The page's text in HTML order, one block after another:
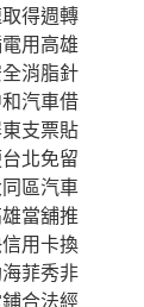
得週轉
用高雄
消脂針
汽車借
支票貼
北免留
區汽車
當舖推
用卡換
菲秀非
合法經